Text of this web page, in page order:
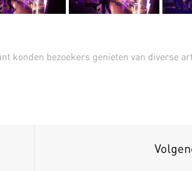
konden bezoekers genieten van diverse